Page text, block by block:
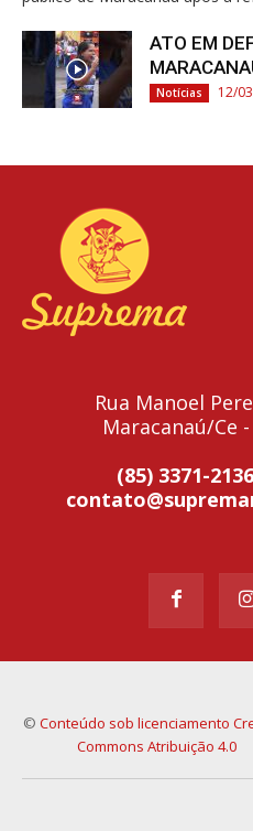
ATO EM
Notícias 12/
Rua Manoel
Maracanaú/Ce
(85) 3371-
©Conteúdo sob licenciamento
Commons Atribuição 4.0